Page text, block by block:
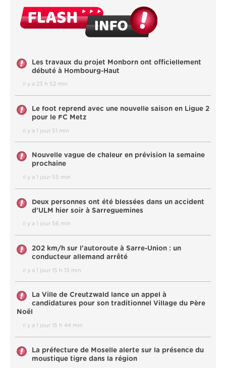
Les travaux du projet Monborn ont officiellement
débuté à Hombourg-Haut
il y a 23 h 52 min
Le foot reprend avec une nouvelle saison en Ligue 2
pour le FC Metz
il y a 1 jour 51 min
Nouvelle vague de chaleur en prévision la semaine
prochaine
il y a 1 jour 55 min
Deux personnes ont été blessées dans un accident
d’ULM hier soir à Sarreguemines
il y a 1 jour 56 min
202 km/h sur l'autoroute à Sarre-Union : un
conducteur allemand arrêté
il y a 1 jour 15 h 13 min
La Ville de Creutzwald lance un appel à
candidatures pour son traditionnel Village du Père
Noël
il y a 1 jour 15 h 44 min
La préfecture de Moselle alerte sur la présence du
moustique tigre dans la région